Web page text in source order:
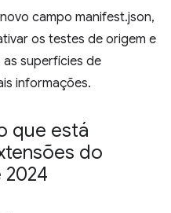
campo manifest.json,
os testes de origem e
superfícies de
informações.
que está
do